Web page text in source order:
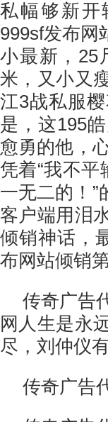
私幅够新开
999sf发布网
小最新，25
米，又小又
江3战私服
是，这195
愈勇的他，
凭着“我不平
一无二的！
客户端用泪
倾销神话，
布网站倾销第
传奇广告
网人生是永
尽，刘仲仪
传奇广告